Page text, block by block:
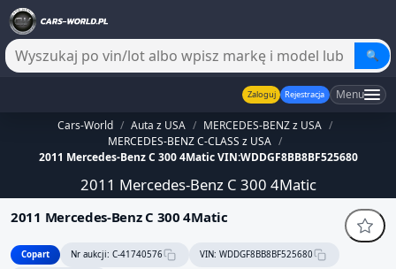
🔍
Zaloguj Rejestracja Menu
Cars-World / Auta z USA / MERCEDES-BENZ z USA /
MERCEDES-BENZ C-CLASS z USA /
2011 Mercedes-Benz C 300 4Matic VIN:WDDGF8BB8BF525680
2011 Mercedes-Benz C 300 4Matic
2011 Mercedes-Benz C 300 4Matic
Copart Nr aukcji: C-41740576
VIN: WDDGF8BB8BF525680